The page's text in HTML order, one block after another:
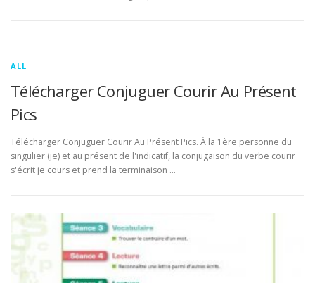
ALL
Télécharger Conjuguer Courir Au Présent
Pics
Télécharger Conjuguer Courir Au Présent Pics. À la 1ère personne du
singulier (je) et au présent de l'indicatif, la conjugaison du verbe courir
s'écrit je cours et prend la terminaison …